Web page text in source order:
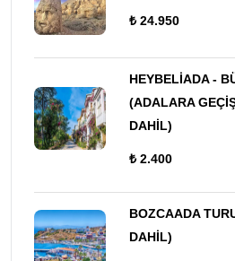
₺ 24.950
HEYBELİADA -
(ADALARA
DAHİL)
₺ 2.400
BOZCAADA
DAHİL)